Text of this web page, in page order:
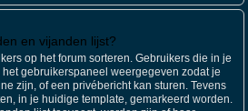
en vijanden lijst?
op het forum sorteren. Gebruikers die in je
gebruikerspaneel weergegeven zodat je
zijn, of een privébericht kan sturen. Tevens
in je huidige template, gemarkeerd worden.